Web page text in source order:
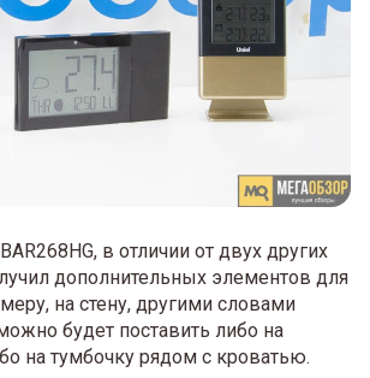
в отличии от двух других
дополнительных элементов для
на стену, другими словами
будет поставить либо на
на тумбочку рядом с кроватью.